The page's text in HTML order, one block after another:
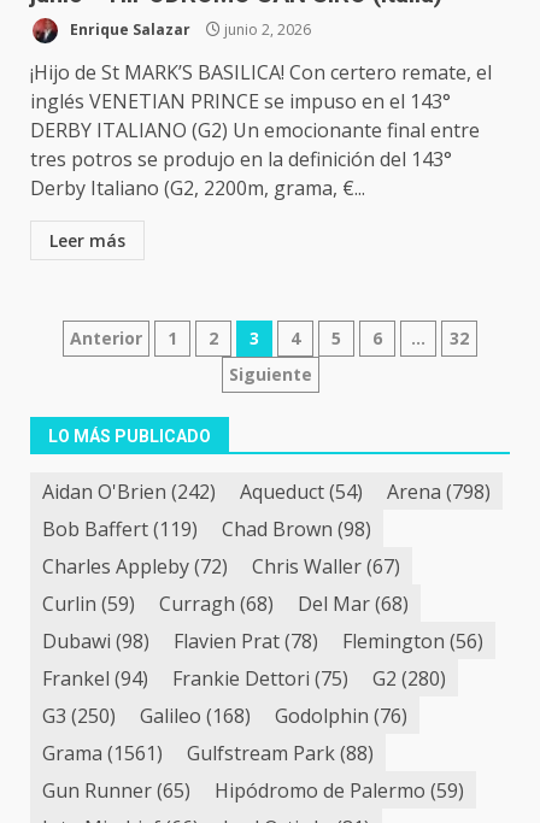
Enrique Salazar junio 2, 2026
¡Hijo de St MARK’S BASILICA! Con certero remate, el
inglés VENETIAN PRINCE se impuso en el 143°
DERBY ITALIANO (G2) Un emocionante final entre
tres potros se produjo en la definición del 143°
Derby Italiano (G2, 2200m, grama, €...
Leer más
Navegación
entradas
Anterior 1 2 3 4 5 6 …
32
Siguiente
LO MÁS PUBLICADO
Aidan O'Brien (242) Aqueduct(54) Arena (798)
Bob Baffert(119) Chad Brown (98)
Charles Appleby(72) Chris Waller(67)
Curlin (59) Curragh (68) Del Mar(68)
Dubawi (98) Flavien Prat(78) Flemington (56)
Frankel (94) Frankie Dettori (75) G2 (280)
G3 (250) Galileo (168) Godolphin (76)
Grama (1561) Gulfstream Park(88)
Gun Runner(65) Hipódromo de Palermo (59)